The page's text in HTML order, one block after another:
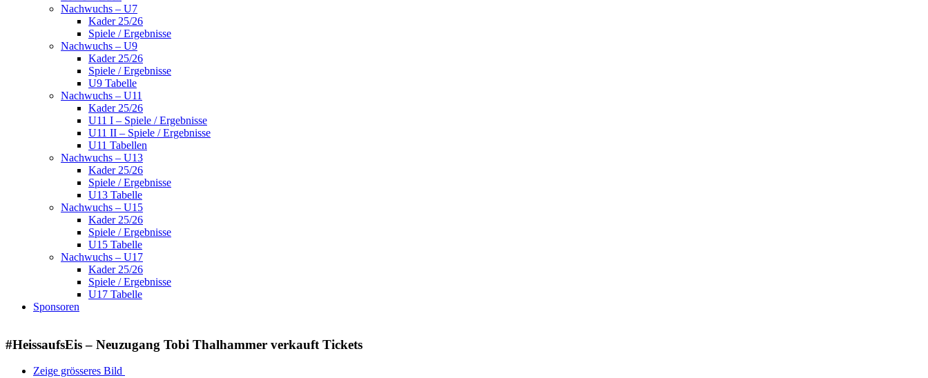
Nachwuchs – U7
Kader 25/26
Spiele / Ergebnisse
Nachwuchs – U9
Kader 25/26
Spiele / Ergebnisse
U9 Tabelle
Nachwuchs – U11
Kader 25/26
U11 I – Spiele / Ergebnisse
U11 II – Spiele / Ergebnisse
U11 Tabellen
Nachwuchs – U13
Kader 25/26
Spiele / Ergebnisse
U13 Tabelle
Nachwuchs – U15
Kader 25/26
Spiele / Ergebnisse
U15 Tabelle
Nachwuchs – U17
Kader 25/26
Spiele / Ergebnisse
U17 Tabelle
Sponsoren
#HeissaufsEis – Neuzugang Tobi Thalhammer verkauft Tickets
Zeige grösseres Bild